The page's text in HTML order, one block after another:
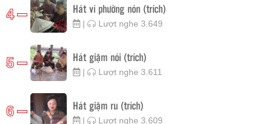
4 Hát ví phường nón (trích)
| Lượt nghe 3.649
5 Hát giặm nói (trích)
| Lượt nghe 3.611
6 Hát giặm ru (trích)
| Lượt nghe 3.609